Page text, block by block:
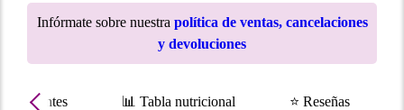
Infórmate sobre nuestra política de ventas, cancelaciones
y devoluciones
📊 Tabla nutricional ⭐ Reseñas